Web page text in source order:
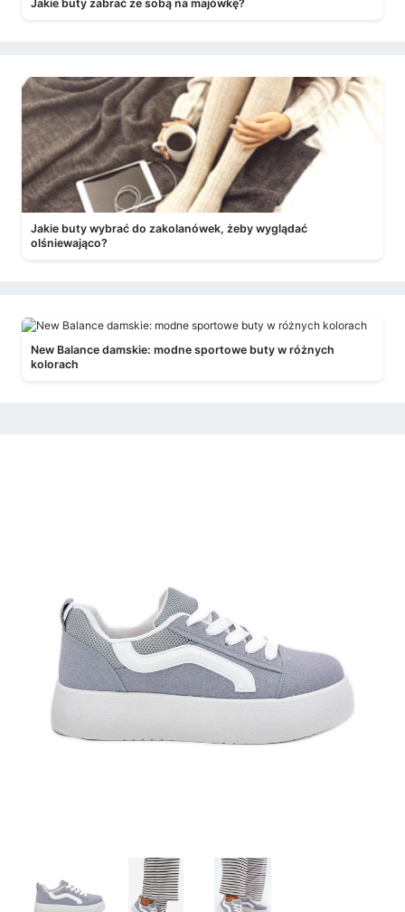
Jakie buty zabrać ze sobą na majówkę?
Jakie buty wybrać do zakolanówek, żeby wyglądać
olśniewająco?
New Balance damskie: modne sportowe buty w różnych
kolorach